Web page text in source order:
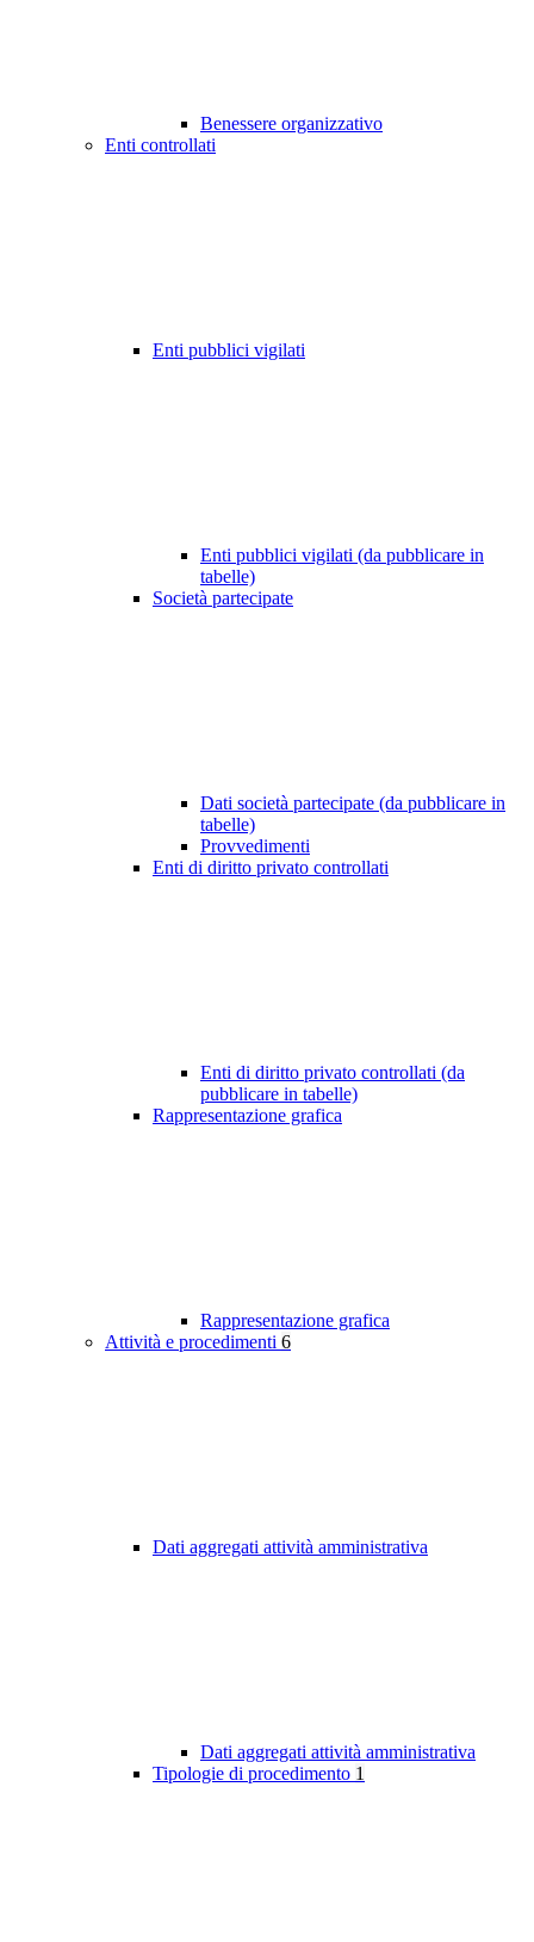
Benessere organizzativo
Enti controllati
Enti pubblici vigilati
Enti pubblici vigilati (da pubblicare in
tabelle)
Società partecipate
Dati società partecipate (da pubblicare in
tabelle)
Provvedimenti
Enti di diritto privato controllati
Enti di diritto privato controllati (da
pubblicare in tabelle)
Rappresentazione grafica
Rappresentazione grafica
Attività e procedimenti 6
Dati aggregati attività amministrativa
Dati aggregati attività amministrativa
Tipologie di procedimento 1